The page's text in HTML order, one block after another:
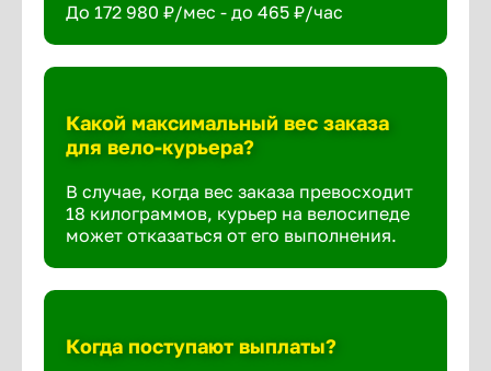
До 172 980 ₽/мес - до 465 ₽/час
Какой максимальный вес заказа
для вело-курьера?
В случае, когда вес заказа превосходит
18 килограммов, курьер на велосипеде
может отказаться от его выполнения.
Когда поступают выплаты?